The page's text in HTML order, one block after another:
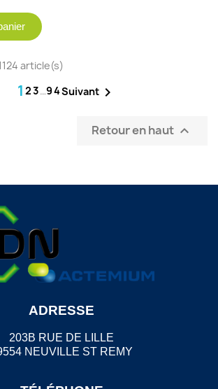
article(s)
1 23…94Suivant 
Retour en haut 
ADRESSE
203B RUE DE LILLE
NEUVILLE ST REMY